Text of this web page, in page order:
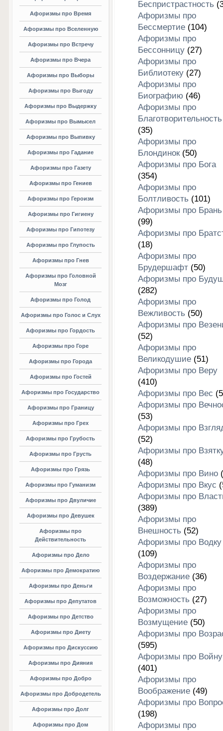
Афоризмы про Время
Афоризмы про Вселенную
Афоризмы про Встречу
Афоризмы про Вчера
Афоризмы про Выборы
Афоризмы про Выгоду
Афоризмы про Выдержку
Афоризмы про Вымысел
Афоризмы про Выпивку
Афоризмы про Гадание
Афоризмы про Газету
Афоризмы про Гениев
Афоризмы про Героизм
Афоризмы про Гигиену
Афоризмы про Гипотезу
Афоризмы про Глупость
Афоризмы про Гнев
Афоризмы про Головной
Мозг
Афоризмы про Голод
Афоризмы про Голос и Слух
Афоризмы про Гордость
Афоризмы про Горе
Афоризмы про Города
Афоризмы про Гостей
Афоризмы про Государство
Афоризмы про Границу
Афоризмы про Грех
Афоризмы про Грубость
Афоризмы про Грусть
Афоризмы про Грязь
Афоризмы про Гуманизм
Афоризмы про Двуличие
Афоризмы про Девушек
Афоризмы про
Действительность
Афоризмы про Дело
Афоризмы про Демократию
Афоризмы про Деньги
Афоризмы про Депутатов
Афоризмы про Детство
Афоризмы про Диету
Афоризмы про Дискуссию
Афоризмы про Дияния
Афоризмы про Добро
Афоризмы про Добродетель
Афоризмы про Долг
Афоризмы про Дом
Беспристрастность
Афоризмы про
Бессмертие(104)
Афоризмы про
Бессонницу(27)
Афоризмы про
Библиотеку(27)
Афоризмы про
Биографию (46)
Афоризмы про
Благотворительность
(35)
Афоризмы про
Блондинок(50)
Афоризмы про Бога
(354)
Афоризмы про
Болтливость (101)
Афоризмы про Брань
(99)
Афоризмы про
(18)
Афоризмы про
Брудершафт(50)
Афоризмы про
(282)
Афоризмы про
Вежливость (50)
Афоризмы про
(52)
Афоризмы про
Великодушие(51)
Афоризмы про Веру
(410)
Афоризмы про Вес
Афоризмы про
(53)
Афоризмы про
(52)
Афоризмы про
(48)
Афоризмы про Вино
Афоризмы про Вкус
Афоризмы про
(389)
Афоризмы про
Внешность (52)
Афоризмы про Водку
(109)
Афоризмы про
Воздержание(36)
Афоризмы про
Возможность (27)
Афоризмы про
Возмущение(50)
Афоризмы про
(595)
Афоризмы про Войну
(401)
Афоризмы про
Воображение(49)
Афоризмы про
(198)
Афоризмы про